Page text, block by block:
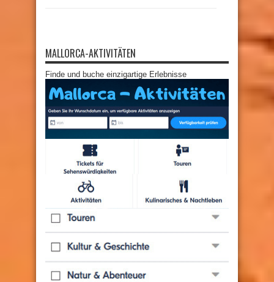
MALLORCA-AKTIVITÄTEN
Finde und buche einzigartige Erlebnisse